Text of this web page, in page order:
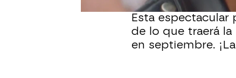
Esta espectacular
de lo que traerá
en septiembre.